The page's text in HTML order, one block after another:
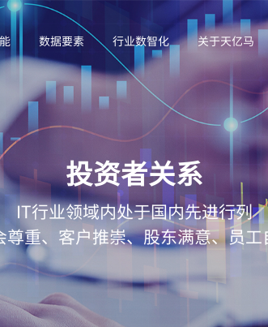
数据要素 行业数智化 关于天亿马
投资者关系
IT行业领域内处于国内先进行列
尊重、客户推崇、股东满意、员